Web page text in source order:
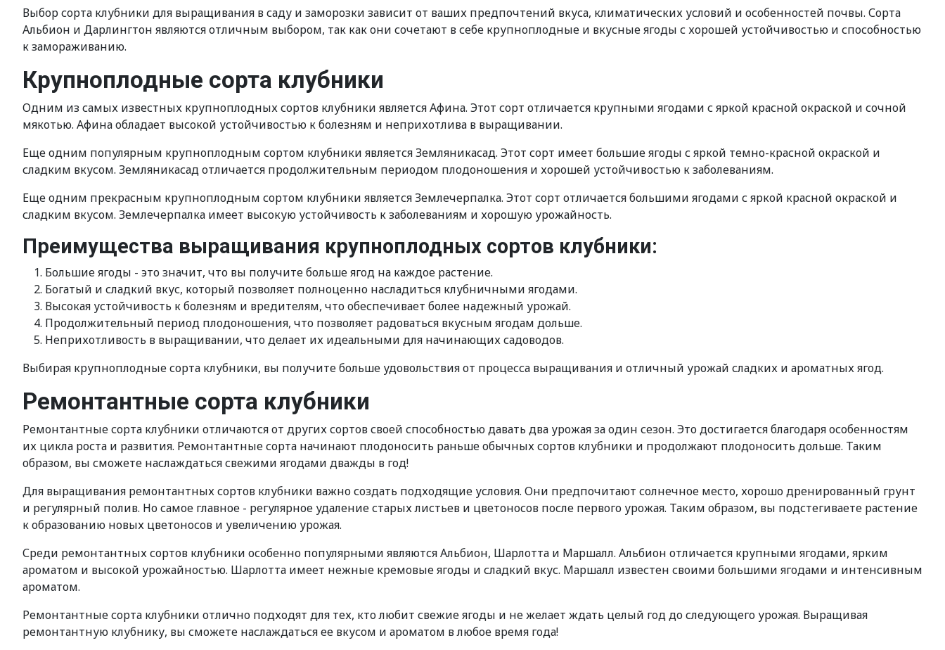
Выбор сорта клубники для выращивания в саду и заморозки зависит от ваших предпочтений вкуса, климатических условий и особенностей почвы. Сорта
Альбион и Дарлингтон являются отличным выбором, так как они сочетают в себе крупноплодные и вкусные ягоды с хорошей устойчивостью и способностью
к замораживанию.
Крупноплодные сорта клубники
Одним из самых известных крупноплодных сортов клубники является Афина. Этот сорт отличается крупными ягодами с яркой красной окраской и сочной
мякотью. Афина обладает высокой устойчивостью к болезням и неприхотлива в выращивании.
Еще одним популярным крупноплодным сортом клубники является Земляникасад. Этот сорт имеет большие ягоды с яркой темно-красной окраской и
сладким вкусом. Земляникасад отличается продолжительным периодом плодоношения и хорошей устойчивостью к заболеваниям.
Еще одним прекрасным крупноплодным сортом клубники является Землечерпалка. Этот сорт отличается большими ягодами с яркой красной окраской и
сладким вкусом. Землечерпалка имеет высокую устойчивость к заболеваниям и хорошую урожайность.
Преимущества выращивания крупноплодных сортов клубники:
Большие ягоды - это значит, что вы получите больше ягод на каждое растение.
Богатый и сладкий вкус, который позволяет полноценно насладиться клубничными ягодами.
Высокая устойчивость к болезням и вредителям, что обеспечивает более надежный урожай.
Продолжительный период плодоношения, что позволяет радоваться вкусным ягодам дольше.
Неприхотливость в выращивании, что делает их идеальными для начинающих садоводов.
Выбирая крупноплодные сорта клубники, вы получите больше удовольствия от процесса выращивания и отличный урожай сладких и ароматных ягод.
Ремонтантные сорта клубники
Ремонтантные сорта клубники отличаются от других сортов своей способностью давать два урожая за один сезон. Это достигается благодаря особенностям
их цикла роста и развития. Ремонтантные сорта начинают плодоносить раньше обычных сортов клубники и продолжают плодоносить дольше. Таким
образом, вы сможете наслаждаться свежими ягодами дважды в год!
Для выращивания ремонтантных сортов клубники важно создать подходящие условия. Они предпочитают солнечное место, хорошо дренированный грунт
и регулярный полив. Но самое главное - регулярное удаление старых листьев и цветоносов после первого урожая. Таким образом, вы подстегиваете растение
к образованию новых цветоносов и увеличению урожая.
Среди ремонтантных сортов клубники особенно популярными являются Альбион, Шарлотта и Маршалл. Альбион отличается крупными ягодами, ярким
ароматом и высокой урожайностью. Шарлотта имеет нежные кремовые ягоды и сладкий вкус. Маршалл известен своими большими ягодами и интенсивным
ароматом.
Ремонтантные сорта клубники отлично подходят для тех, кто любит свежие ягоды и не желает ждать целый год до следующего урожая. Выращивая
ремонтантную клубнику, вы сможете наслаждаться ее вкусом и ароматом в любое время года!